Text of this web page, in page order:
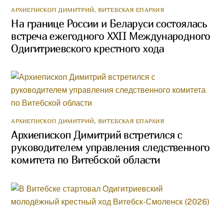
АРХИЕПИСКОП ДИМИТРИЙ, ВИТЕБСКАЯ ЕПАРХИЯ
На границе России и Беларуси состоялась
встреча ежегодного XXII Международного
Одигитриевского крестного хода
АРХИЕПИСКОП ДИМИТРИЙ, ВИТЕБСКАЯ ЕПАРХИЯ
Архиепископ Димитрий встретился с
руководителем управления следственного
комитета по Витебской области